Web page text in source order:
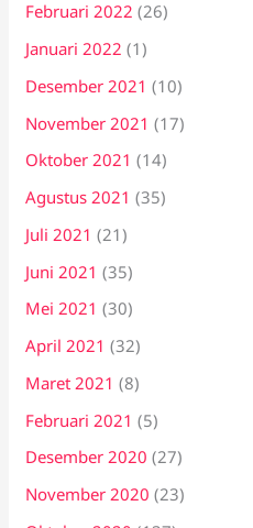
Februari 2022 (26)
Januari 2022 (1)
Desember 2021 (10)
November 2021 (17)
Oktober 2021 (14)
Agustus 2021 (35)
Juli 2021 (21)
Juni 2021 (35)
Mei 2021 (30)
April 2021 (32)
Maret 2021 (8)
Februari 2021 (5)
Desember 2020 (27)
November 2020 (23)